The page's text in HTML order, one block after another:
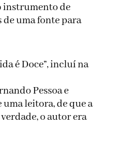
instrumento de
de uma fonte para
é Doce”, incluí na
Pessoa e
leitora, de que a
o autor era